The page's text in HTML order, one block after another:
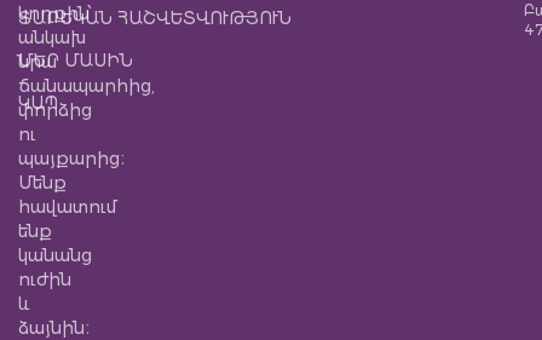
կողքին՝
անկախ
նրա
ճանապարհից,
փորձից
ու
պայքարից։
Մենք
հավատում
ենք
կանանց
ուժին
և
ձայնին։
ՏԱՐԵԿԱՆ ՀԱՇՎԵՏՎՈՒԹՅՈՒՆ
ՄԵՐ ՄԱՍԻՆ
ԿԱՊ